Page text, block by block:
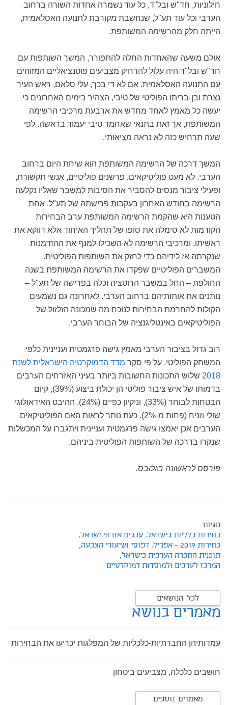
חילוניות, חד"ש ובל"ד, כל עוד נשמרה אחדות השורה ברחוב
הערבי וכל עוד תע"ל, שנחשבת מקורבת לתנועה האסלאמית,
הייתה חלק מהרשימה המשותפת.
אולם משעה שהאחדות החלה להתפורר, המשך השותפות עם
חד"ש ובל"ד היה עלול להרחיק מצביעים פוטנציאליים המזוהים
עם התנועה האסלאמית. אם לא די בכך, עלי סלאם, ראש העיר
נצרת ובן-בריתו הפוליטי של טיבי, הצהיר בימים האחרונים כי
יעשה כל מאמץ לאחד מחדש את ארבעת מרכיבי הרשימה
המשותפת, אך זאת בתנאי שאחמד טיבי יעמוד בראשה. לפי
שעה תרחיש כזה לא נראה מציאותי.
המשך דרכה של הרשימה המשותפת הוא שיחת היום ברחוב
הערבי. לא מעט פוליטיקאים, פרשנים פוליטיים, אנשי תקשורת,
ופעילי ציבור מנסים להסביר את הסיבות למשבר שאליו נקלעה
הרשימה בחודש האחרון בעקבות פרישתה של תע"ל. אחת
הטענות היא שהקמת הרשימה המשותפת ערב הבחירות
הקודמות לא סימלה את סופו של תהליך האיחוד אלא דווקא את
ראשיתו, ומרכיבי הרשימה לא השכילו למנף את ההזדמנות
שנקרתה אז לידיהם כדי לחזק את השותפות הפוליטית.
המשברים הפוליטיים שפקדו את הרשימה המשותפת בשנה
החולפת – החל במשבר הרוטציה וכלה בפרישה של תע"ל –
נותנים את אותותיהם ברחוב הערבי. לאחרונה גם נשמעים
הקולות להחרמת הבחירות לנוכח מה שמכונה הזלזול של
הפוליטיקאים באינטליגנציה של הבוחר הערבי.
רוב גדול בציבור הערבי מאמץ גישה פרגמטית ועניינית כלפי
המשחק הפוליטי. על פי סקר מדד הדמוקרטיה הישראלית לשנת
2018 שלוש התכונות החשובות ביותר בעיני האזרחים הערבים
בדמותו של איש ציבור פוליטי הן יכולת ביצוע (39%), קיום
הבטחות לבוחר (33%), וניקיון כפיים (24%). ההיבט האידאולוגי
שולי וזניח (פחות מ-2%). כעת נותר לראות האם הפוליטיקאים
הערבים אכן יאמצו גישה פרגמטית ועניינית ויתגברו על המכשלות
שנקרו בדרכה של השותפות הפוליטית ביניהם.
פורסם לראשונה בגלובס.
תגיות:
בחירות כלליות בישראל, ערבים אזרחי ישראל,
בחירות 2019 - אפריל,
דפוסי ושיעורי הצבעה,
תוכנית החברה הערבית בישראל,
המרכז לערכים ולמוסדות דמוקרטיים
לכל הנושאים
מאמרים בנושא
עמדותיהן החברתיות-כלכליות של המפלגות יכריעו את הבחירות
חושבים כלכלה, מצביעים ביטחון
מאמרים נוספים